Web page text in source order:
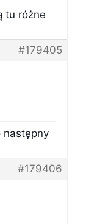
tu różne
#179405
następny
#179406